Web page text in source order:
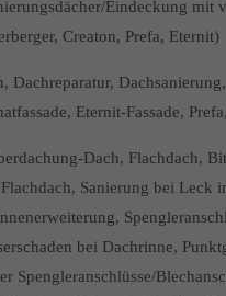
Eindeckung mit
Creaton, Prefa, Eternit)
Dachreparatur,
Eternit-Fassade, Prefa,
Dach, Flachdach,
Sanierung bei Leck
bei Dachrinne,
Spengleranschlüsse/